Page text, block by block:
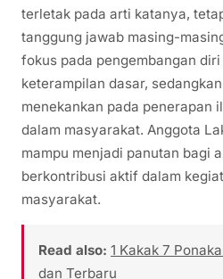
terletak pada arti katanya,
tanggung jawab masing-
fokus pada pengembangan
keterampilan dasar,
menekankan pada penerapan
dalam masyarakat. Anggota
mampu menjadi panutan bagi
berkontribusi aktif dalam
masyarakat.
Read also: 1 Kakak 7
dan Terbaru